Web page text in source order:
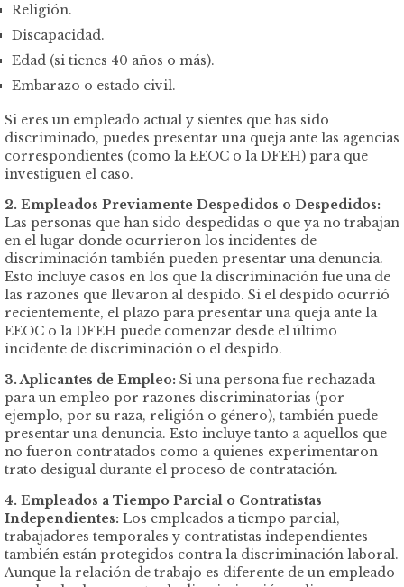
Religión.
Discapacidad.
Edad (si tienes 40 años o más).
Embarazo o estado civil.
Si eres un empleado actual y sientes que has sido
discriminado, puedes presentar una queja ante las agencias
correspondientes (como la EEOC o la DFEH) para que
investiguen el caso.
2. Empleados Previamente Despedidos o Despedidos:
Las personas que han sido despedidas o que ya no trabajan
en el lugar donde ocurrieron los incidentes de
discriminación también pueden presentar una denuncia.
Esto incluye casos en los que la discriminación fue una de
las razones que llevaron al despido. Si el despido ocurrió
recientemente, el plazo para presentar una queja ante la
EEOC o la DFEH puede comenzar desde el último
incidente de discriminación o el despido.
3. Aplicantes de Empleo: Si una persona fue rechazada
para un empleo por razones discriminatorias (por
ejemplo, por su raza, religión o género), también puede
presentar una denuncia. Esto incluye tanto a aquellos que
no fueron contratados como a quienes experimentaron
trato desigual durante el proceso de contratación.
4. Empleados a Tiempo Parcial o Contratistas
Independientes: Los empleados a tiempo parcial,
trabajadores temporales y contratistas independientes
también están protegidos contra la discriminación laboral.
Aunque la relación de trabajo es diferente de un empleado